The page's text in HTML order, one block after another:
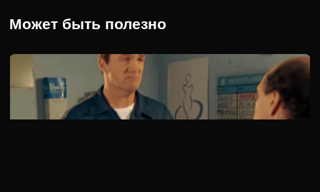
Может быть полезно